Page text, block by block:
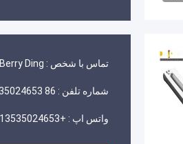
تماس با شخص : Berry Ding
شماره تلفن : 86 13535024653
واتس اپ : +008613535024653